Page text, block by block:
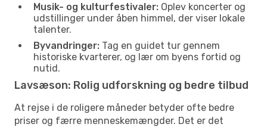
Musik- og kulturfestivaler: Oplev koncerter og
udstillinger under åben himmel, der viser lokale
talenter.
Byvandringer: Tag en guidet tur gennem
historiske kvarterer, og lær om byens fortid og
nutid.
Lavsæson: Rolig udforskning og bedre tilbud
At rejse i de roligere måneder betyder ofte bedre
priser og færre menneskemængder. Det er det